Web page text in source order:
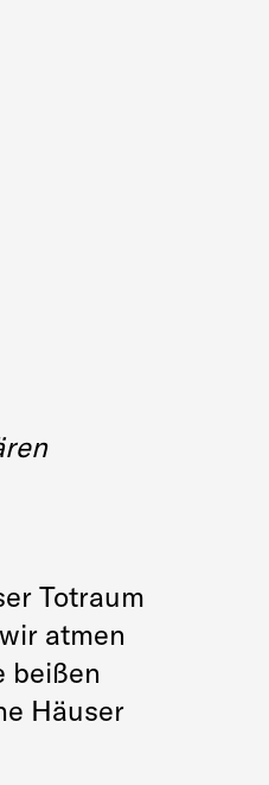
Totraum
atmen
beißen
Häuser